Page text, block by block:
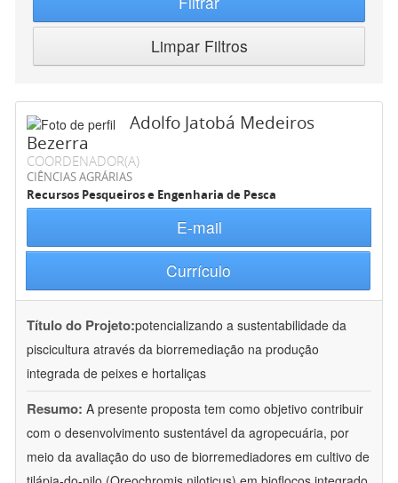
Limpar Filtros
Adolfo Jatobá Medeiros
Bezerra
COORDENADOR(A)
CIÊNCIAS AGRÁRIAS
Recursos Pesqueiros e Engenharia de Pesca
E-mail
Currículo
Título do Projeto:potencializando a sustentabilidade da
piscicultura através da biorremediação na produção
integrada de peixes e hortaliças
Resumo: A presente proposta tem como objetivo contribuir
com o desenvolvimento sustentável da agropecuária, por
meio da avaliação do uso de biorremediadores em cultivo de